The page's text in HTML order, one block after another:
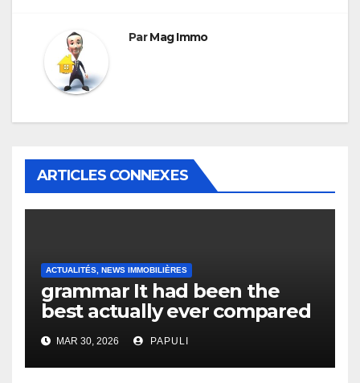
ParMag Immo
ARTICLES CONNEXES
ACTUALITÉS, NEWS IMMOBILIÈRES
grammar It had been the
best actually ever compared
to it’s the top actually?
English Vocabulary Learners
Heap Change
MAR 30, 2026 PAPULI